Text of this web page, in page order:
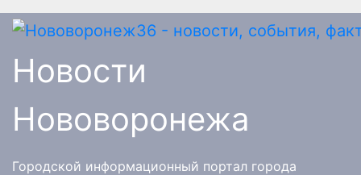
Перейти
Новости
Нововоронежа
Городской информационный портал города